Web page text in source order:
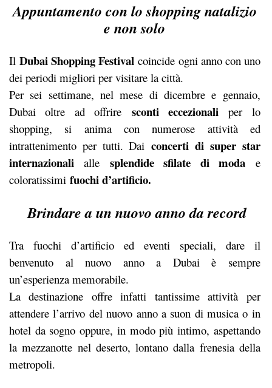
Appuntamento con lo shopping natalizio
e non solo
IlDubai Shopping Festival coincide ogni anno con uno
dei periodi migliori per visitare la città.
Per sei settimane, nel mese di dicembre e gennaio,
Dubai oltre ad offrire sconti eccezionali per lo
shopping, si anima con numerose attività ed
intrattenimento per tutti. Daiconcerti di super star
internazionali alle splendide sfilate di moda e
coloratissimi fuochi d’artificio.
Brindare a un nuovo anno da record
Tra fuochi d’artificio ed eventi speciali, dare il
benvenuto al nuovo anno a Dubai è sempre
un’esperienza memorabile.
La destinazione offre infatti tantissime attività per
attendere l’arrivo del nuovo anno a suon di musica o in
hotel da sogno oppure, in modo più intimo, aspettando
la mezzanotte nel deserto, lontano dalla frenesia della
metropoli.